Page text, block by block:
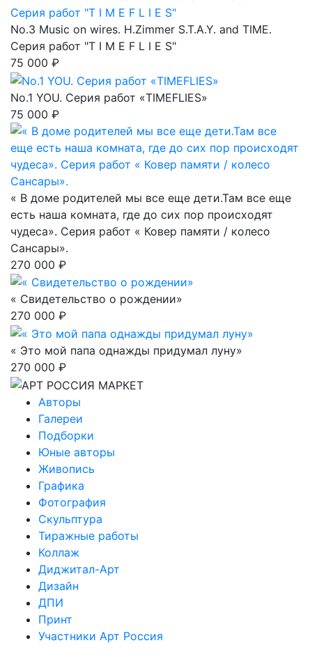
No.3 Music on wires. H.Zimmer S.T.A.Y. and TIME.
Серия работ "T I M E F L I E S"
75 000 ₽
No.1 YOU. Серия работ «TIMEFLIES»
75 000 ₽
« В доме родителей мы все еще дети.Там все еще
есть наша комната, где до сих пор происходят
чудеса». Серия работ « Ковер памяти / колесо
Сансары».
270 000 ₽
« Свидетельство о рождении»
270 000 ₽
« Это мой папа однажды придумал луну»
270 000 ₽
Авторы
Галереи
Подборки
Юные авторы
Живопись
Графика
Фотография
Скульптура
Тиражные работы
Коллаж
Диджитал-Арт
Дизайн
ДПИ
Принт
Участники Арт Россия